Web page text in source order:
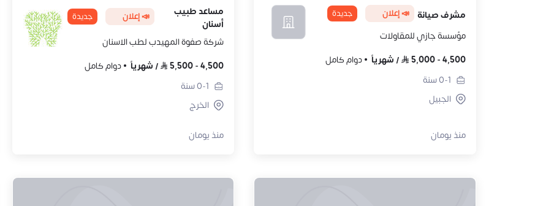
مشرف صيانة 📣 إعلان جديدة
مؤسسة جازي للمقاولات
4,500
-
5,000
/ شهرياً
دوام كامل
0-1سنة
الجبيل
منذ يومان
مساعد طبيب
أسنان
📣 إعلان جديدة
شركة صفوة المهيدب لطب الاسنان
4,500
-
5,500
/ شهرياً
دوام كامل
0-1سنة
الخرج
منذ يومان